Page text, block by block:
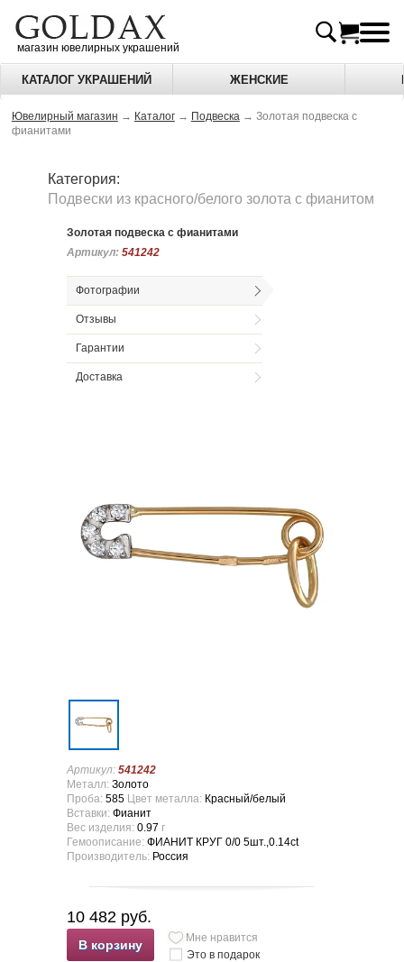
магазин ювелирных украшений
КАТАЛОГ УКРАШЕНИЙ ЖЕНСКИЕ
Ювелирный магазин → Каталог → Подвеска → Золотая подвеска с
фианитами
Категория:
Подвески из красного/белого золота c фианитом
Золотая подвеска с фианитами
Артикул: 541242
Артикул: 541242
Фотографии
Отзывы
Гарантии
Доставка
Артикул: 541242
Металл: Золото
Проба: 585 Цвет металла: Красный/белый
Вставки: Фианит
Вес изделия: 0.97 г
Гемоописание: ФИАНИТ КРУГ 0/0 5шт.,0.14ct
Производитель: Россия
10 482 руб.
В корзину
Мне нравится
Это в подарок